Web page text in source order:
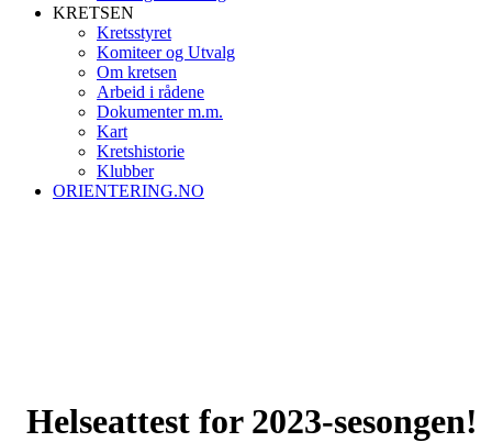
KRETSEN
Kretsstyret
Komiteer og Utvalg
Om kretsen
Arbeid i rådene
Dokumenter m.m.
Kart
Kretshistorie
Klubber
ORIENTERING.NO
Helseattest for 2023-sesongen!